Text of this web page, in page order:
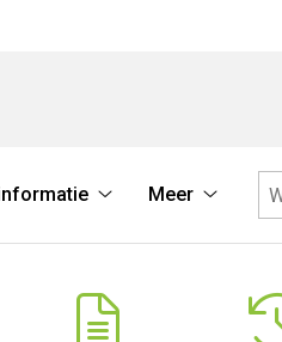
informatie
Meer